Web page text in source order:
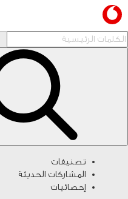
تصنيفات
المشاركات الحديثة
إحصائيات